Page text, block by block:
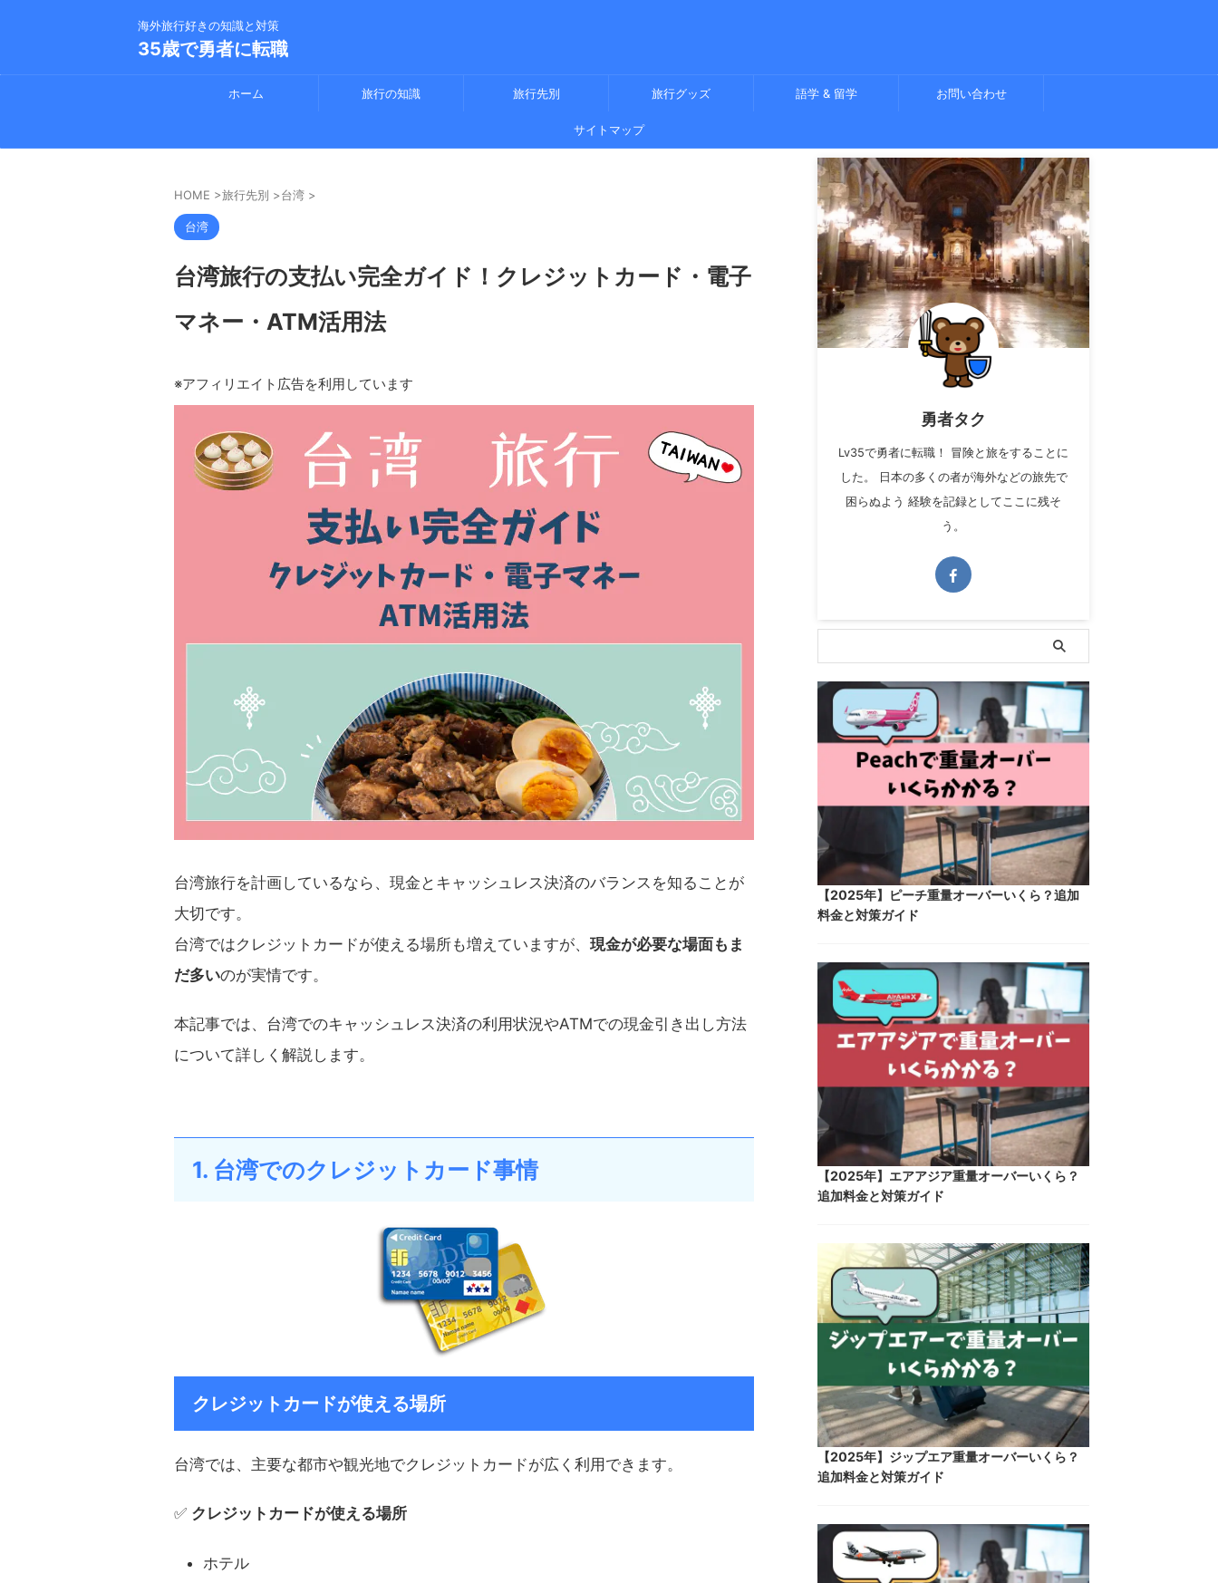
海外旅行好きの知識と対策
35歳で勇者に転職
ホーム 旅行の知識 旅行先別 旅行グッズ 語学 & 留学 お問い合わせ
サイトマップ
HOME >旅行先別 >台湾 >
台湾
台湾旅行の支払い完全ガイド！クレジットカード・電子
マネー・ATM活用法
※アフィリエイト広告を利用しています
台湾旅行を計画しているなら、現金とキャッシュレス決済のバランスを知ることが
大切です。
台湾ではクレジットカードが使える場所も増えていますが、 現金が必要な場面もま
だ多いのが実情です。
本記事では、台湾でのキャッシュレス決済の利用状況やATMでの現金引き出し方法
について詳しく解説します。
1. 台湾でのクレジットカード事情
クレジットカードが使える場所
台湾では、主要な都市や観光地でクレジットカードが広く利用できます。
✅ クレジットカードが使える場所
ホテル
勇者タク
Lv35で勇者に転職！ 冒険と旅をすることに
した。 日本の多くの者が海外などの旅先で
困らぬよう 経験を記録としてここに残そ
う。
【2025年】ピーチ重量オーバーいくら？追加
料金と対策ガイド
【2025年】エアアジア重量オーバーいくら？
追加料金と対策ガイド
【2025年】ジップエア重量オーバーいくら？
追加料金と対策ガイド